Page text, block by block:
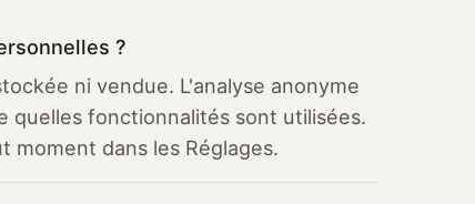
?
ni vendue. L'analyse anonyme
quelles fonctionnalités sont utilisées.
moment dans les Réglages.